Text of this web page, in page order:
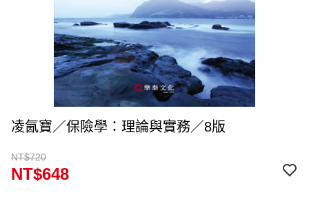
凌氤寶／保險學：理論與實務／8版
NT$720
NT$648